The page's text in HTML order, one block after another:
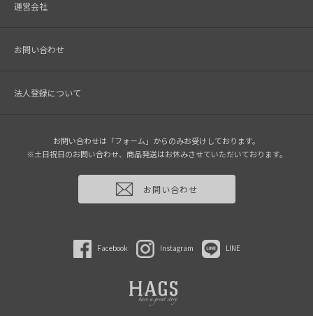
運営会社
お問い合わせ
法人登録について
お問い合わせは「フォーム」からのみお受けしております。
※土日祝日のお問い合わせ、商品発送はお休みさせていただいております。
お問い合わせ
Facebook Instagram LINE